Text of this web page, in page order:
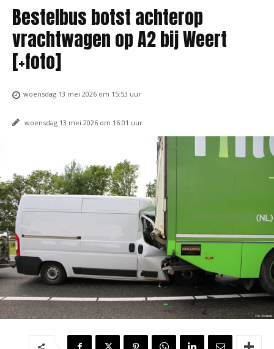
Bestelbus botst achterop
vrachtwagen op A2 bij Weert
[+foto]
woensdag 13 mei 2026 om 15:53 uur
woensdag 13 mei 2026 om 16:01 uur